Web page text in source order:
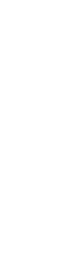
LED